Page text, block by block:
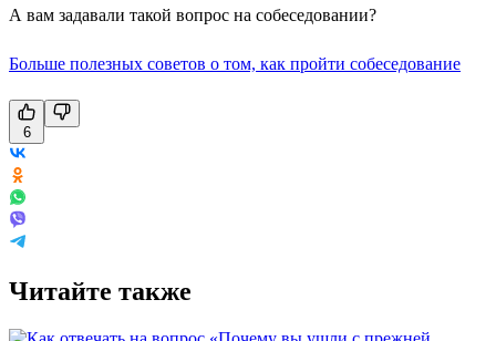
А вам задавали такой вопрос на собеседовании?
Больше полезных советов о том, как пройти собеседование
6
Читайте также